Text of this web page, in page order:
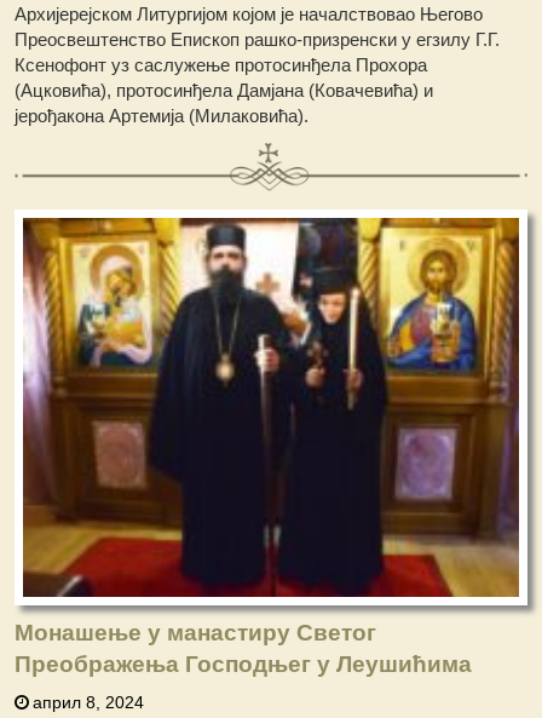
Архијерејском Литургијом којом је началствовао Његово
Преосвештенство Епископ рашко-призренски у егзилу Г.Г.
Ксенофонт уз саслужење протосинђела Прохора
(Ацковића), протосинђела Дамјана (Ковачевића) и
јерођакона Артемија (Милаковића).
Монашење у манастиру Светог
Преображења Господњег у Леушићима
април 8, 2024